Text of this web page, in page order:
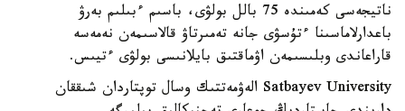
ناتيجەسى كەمىندە 75 بالل بولۋى، باسىم ءبىلىم بەرۋ
باعدارلاماسىنا ءتۇسۋى جانە تەمىرتاۋ قالاسىمەن نەمەسە
قاراعاندى وبلىسىمەن اۋماقتىق بايلانىسى بولۋى ءتيىس.
Satbayev University الەۋمەتتىك وسال توپتاردان شىققان